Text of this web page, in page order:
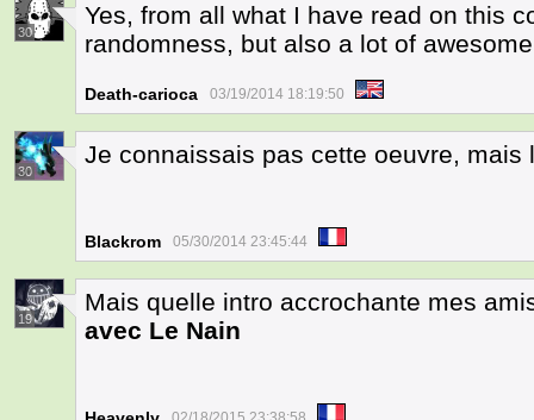
30
Yes, from all what I have read on this
randomness, but also a lot of
Death-carioca 03/19/2014 18:19:50
30
Je connaissais pas cette oeuvre,
Blackrom 05/30/2014 23:45:44
19
Mais quelle intro accrochante mes
avec Le Nain